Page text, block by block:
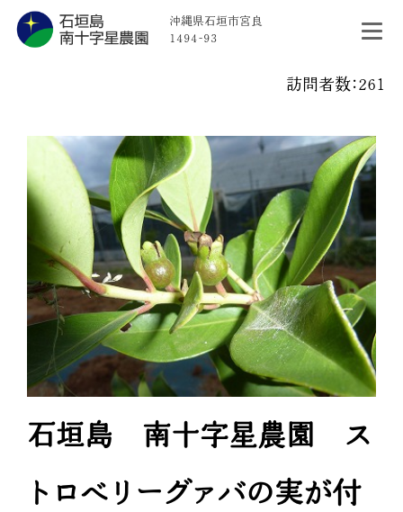
沖縄県石垣市宮良
1494-93
訪問者数：261
石垣島 南十字星農園 ス
トロベリーグァバの実が付